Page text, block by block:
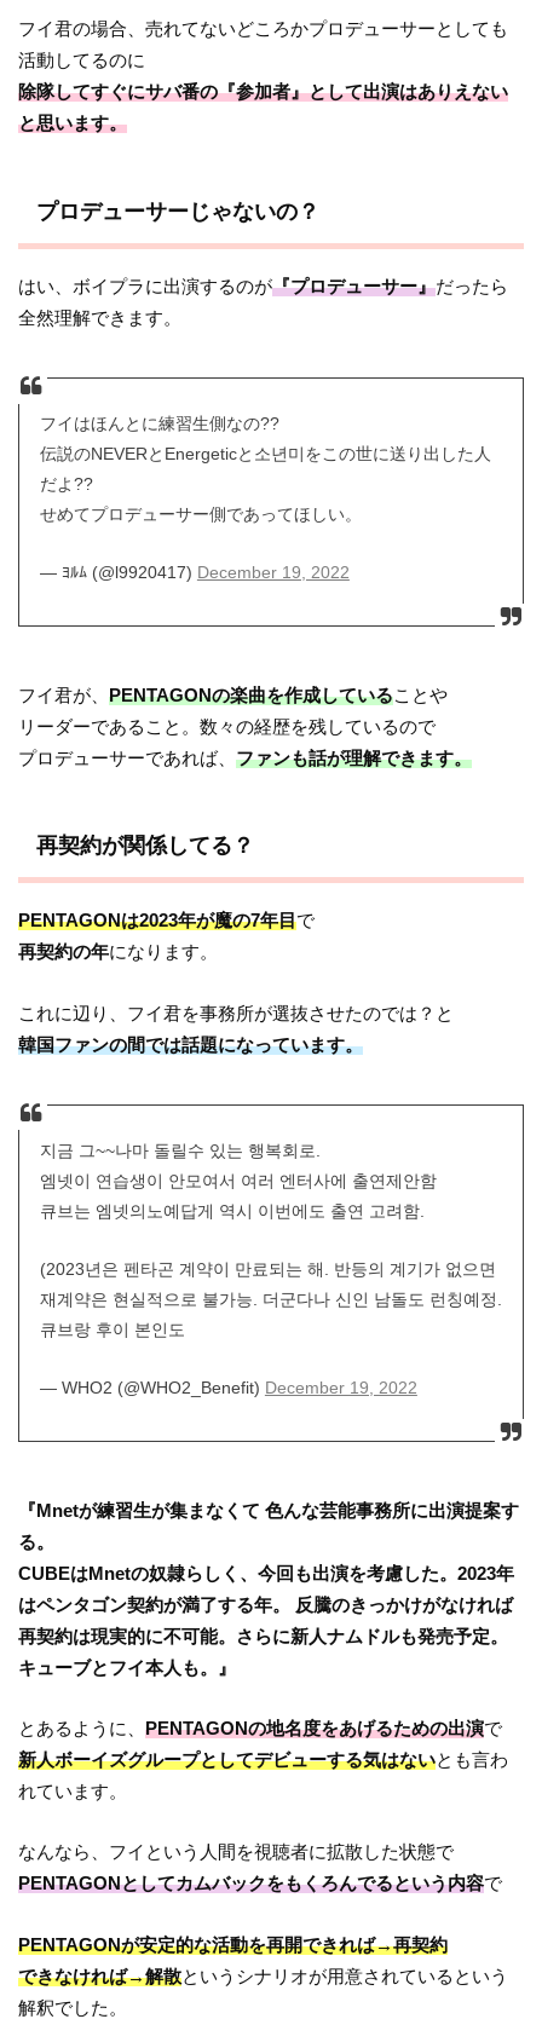
フイ君の場合、売れてないどころかプロデューサーとしても
活動してるのに
除隊してすぐにサバ番の『参加者』として出演はありえない
と思います。
プロデューサーじゃないの？
はい、ボイプラに出演するのが『プロデューサー』だったら
全然理解できます。
フイはほんとに練習生側なの??
伝説のNEVERとEnergeticと소년미をこの世に送り出した人
だよ??
せめてプロデューサー側であってほしい。
— ﾖﾙﾑ (@l9920417) December 19, 2022
フイ君が、PENTAGONの楽曲を作成していることや
リーダーであること。数々の経歴を残しているので
プロデューサーであれば、ファンも話が理解できます。
再契約が関係してる？
PENTAGONは2023年が魔の7年目で
再契約の年になります。
これに辺り、フイ君を事務所が選抜させたのでは？と
韓国ファンの間では話題になっています。
지금 그~~나마 돌릴수 있는 행복회로.
엠넷이 연습생이 안모여서 여러 엔터사에 출연제안함
큐브는 엠넷의노예답게 역시 이번에도 출연 고려함.
(2023년은 펜타곤 계약이 만료되는 해. 반등의 계기가 없으면
재계약은 현실적으로 불가능. 더군다나 신인 남돌도 런칭예정.
큐브랑 후이 본인도
— WHO2 (@WHO2_Benefit) December 19, 2022
『Mnetが練習生が集まなくて 色んな芸能事務所に出演提案す
る。
CUBEはMnetの奴隷らしく、今回も出演を考慮した。2023年
はペンタゴン契約が満了する年。 反騰のきっかけがなければ
再契約は現実的に不可能。さらに新人ナムドルも発売予定。
キューブとフイ本人も。』
とあるように、PENTAGONの地名度をあげるための出演で
新人ボーイズグループとしてデビューする気はないとも言わ
れています。
なんなら、フイという人間を視聴者に拡散した状態で
PENTAGONとしてカムバックをもくろんでるという内容で
PENTAGONが安定的な活動を再開できれば→再契約
できなければ→解散というシナリオが用意されているという
解釈でした。